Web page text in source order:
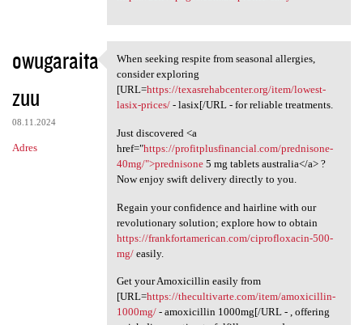
owugaraita
zuu
08.11.2024
Adres
When seeking respite from
When seeking respite from seasonal allergies,
consider exploring
[URL=https://texasrehabcenter.org/item/lowest-
lasix-prices/- lasix[/URL - for reliable treatments.
Just discovered <a
href="https://profitplusfinancial.com/prednisone-
40mg/">prednisone5 mg tablets australia</a> ?
Now enjoy swift delivery directly to you.
Regain your confidence and hairline with our
revolutionary solution; explore how to obtain
https://frankfortamerican.com/ciprofloxacin-500-
mg/easily.
Get your Amoxicillin easily from
[URL=https://thecultivarte.com/item/amoxicillin-
1000mg/- amoxicillin 1000mg[/URL - , offering